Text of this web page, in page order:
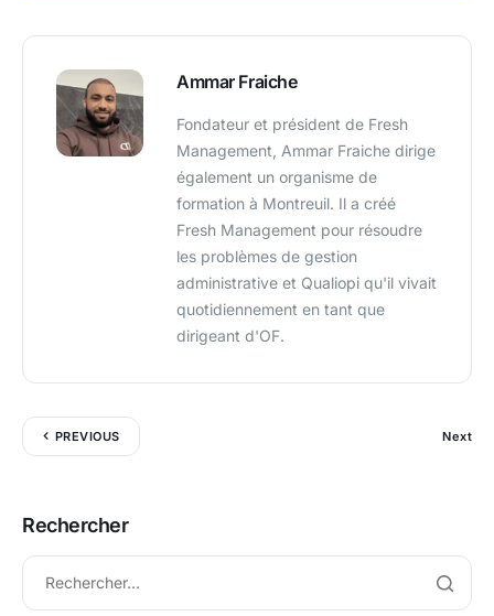
Ammar Fraiche
Fondateur et président de Fresh
Management, Ammar Fraiche dirige
également un organisme de
formation à Montreuil. Il a créé
Fresh Management pour résoudre
les problèmes de gestion
administrative et Qualiopi qu'il vivait
quotidiennement en tant que
dirigeant d'OF.
PREVIOUS Next
Rechercher